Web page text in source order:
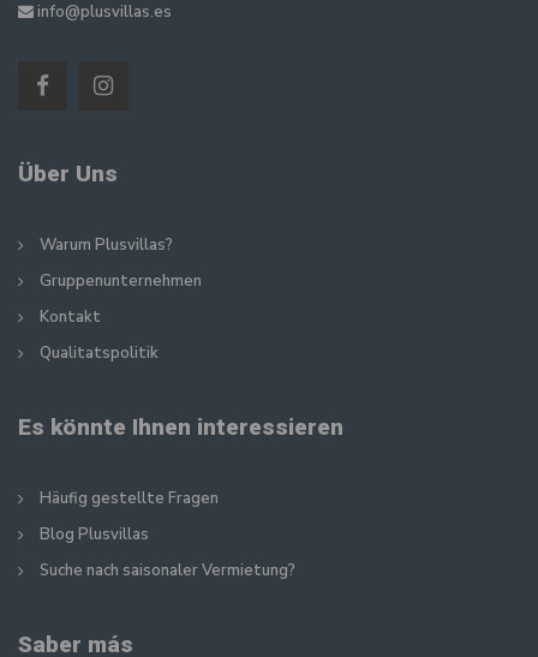
info@plusvillas.es
Über Uns
Warum Plusvillas?
Gruppenunternehmen
Kontakt
Qualitatspolitik
Es könnte Ihnen interessieren
Häufig gestellte Fragen
Blog Plusvillas
Suche nach saisonaler Vermietung?
Saber más